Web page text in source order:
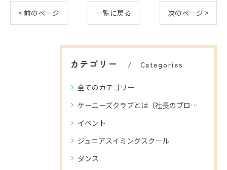
< 前のページ 一覧に戻る 次のページ >
カテゴリー Categories
全てのカテゴリー
ケーニーズクラブとは（社長のブログ）
イベント
ジュニアスイミングスクール
ダンス